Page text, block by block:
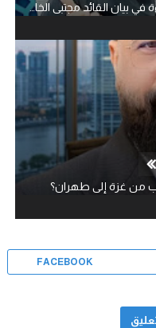
عنْ سلاحِ “الله أكبر” يتحدثُ القائدُ.. قراءة في بيان القائد مجتبی الخامنئي بمناسبة موسم الحج..!
من غزة إلى طهران؟
FACEBOOK